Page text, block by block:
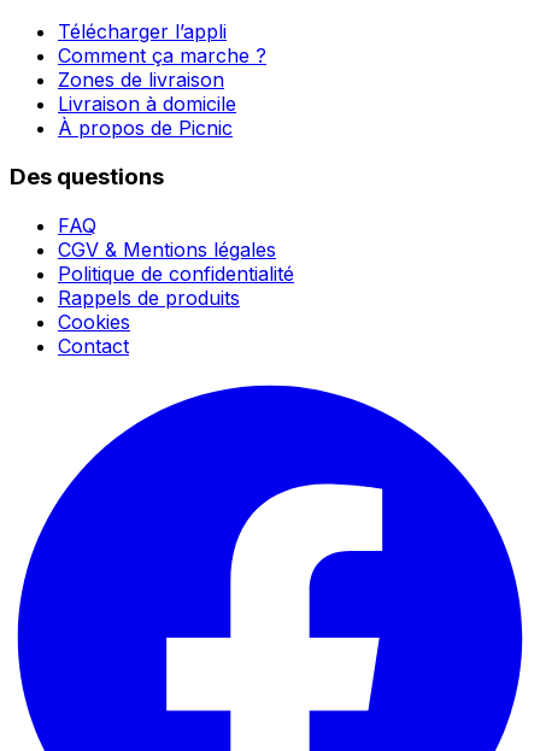
Télécharger l’appli
Comment ça marche ?
Zones de livraison
Livraison à domicile
À propos de Picnic
Des questions
FAQ
CGV & Mentions légales
Politique de confidentialité
Rappels de produits
Cookies
Contact